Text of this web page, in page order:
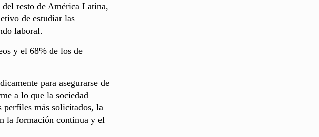
resto de América Latina,
de estudiar las
laboral.
y el 68% de los de
para asegurarse de
a lo que la sociedad
perfiles más solicitados, la
la formación continua y el